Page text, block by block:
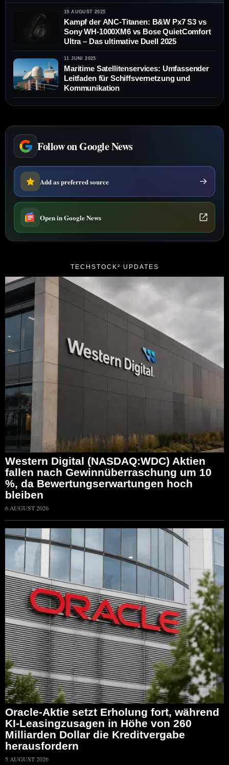
19 AUGUST 2025
Kampf der ANC-Titanen: B&W Px7 S3 vs
Sony WH-1000XM6 vs Bose QuietComfort
Ultra – Das ultimative Duell 2025
11 JUNI 2025
Maritime Satellitenservices: Umfassender
Leitfaden für Schiffsvernetzung und
Kommunikation
Follow on Google News
Add as preferred source
Open in Google News
TECHSTOCK² UPDATES
Western Digital (NASDAQ:WDC) Aktien
fallen nach Gewinnüberraschung um 10
%, da Bewertungserwartungen hoch
bleiben
6 AUGUST 2026
Oracle-Aktie setzt Erholung fort, während
KI-Leasingzusagen in Höhe von 260
Milliarden Dollar die Kreditvergabe
herausfordern
5 AUGUST 2026